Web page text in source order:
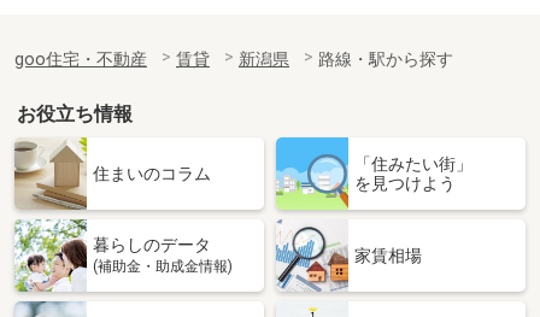
goo住宅・不動産 賃貸 新潟県 路線・駅から探す
お役立ち情報
住まいのコラム
「住みたい街」
を見つけよう
暮らしのデータ
(補助金・助成金情報)
家賃相場